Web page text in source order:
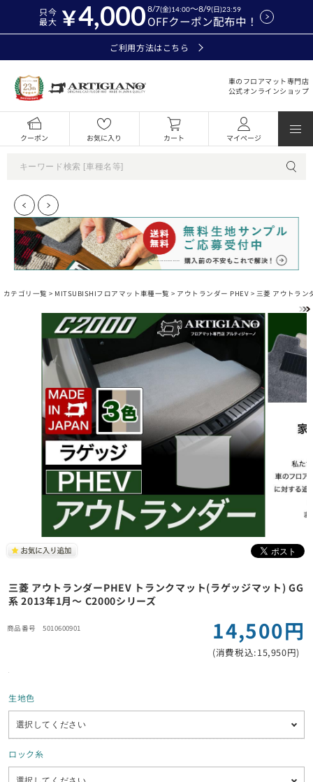
只今
最大
4,000OFFクーポン配布中！
8/7(金)14:00～8/9(日)23:59
ご利用方法はこちら
車のフロアマット専門店
公式オンラインショップ
クーポン お気に入り カート マイページ
カテゴリ一覧 > MITSUBISHIフロアマット車種一覧 > アウトランダー PHEV > 三菱 アウトラン
三菱 アウトランダーPHEV トランクマット(ラゲッジマット) GG
系 2013年1月～ C2000シリーズ
5010600901 14,500円
(消費税込:15,950円)
生地色
ロック糸